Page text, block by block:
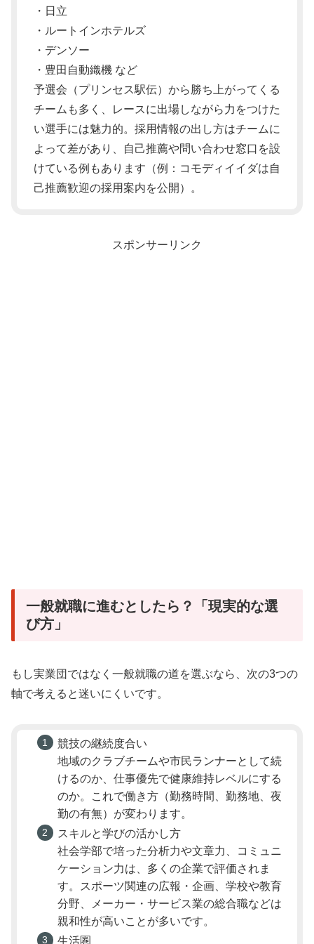
・日立
・ルートインホテルズ
・デンソー
・豊田自動織機 など
予選会（プリンセス駅伝）から勝ち上がってくる
チームも多く、レースに出場しながら力をつけた
い選手には魅力的。採用情報の出し方はチームに
よって差があり、自己推薦や問い合わせ窓口を設
けている例もあります（例：コモディイイダは自
己推薦歓迎の採用案内を公開）。
スポンサーリンク
一般就職に進むとしたら？「現実的な選
び方」
もし実業団ではなく一般就職の道を選ぶなら、次の3つの
軸で考えると迷いにくいです。
競技の継続度合い
地域のクラブチームや市民ランナーとして続
けるのか、仕事優先で健康維持レベルにする
のか。これで働き方（勤務時間、勤務地、夜
勤の有無）が変わります。
スキルと学びの活かし方
社会学部で培った分析力や文章力、コミュニ
ケーション力は、多くの企業で評価されま
す。スポーツ関連の広報・企画、学校や教育
分野、メーカー・サービス業の総合職などは
親和性が高いことが多いです。
生活圏